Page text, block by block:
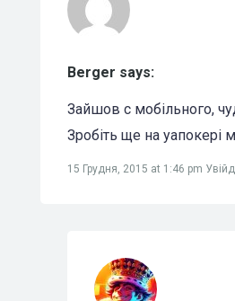
Berger says:
Зайшов с мобільного,
Зробіть ще на уапокері
15 Грудня, 2015 at 1:46 pm